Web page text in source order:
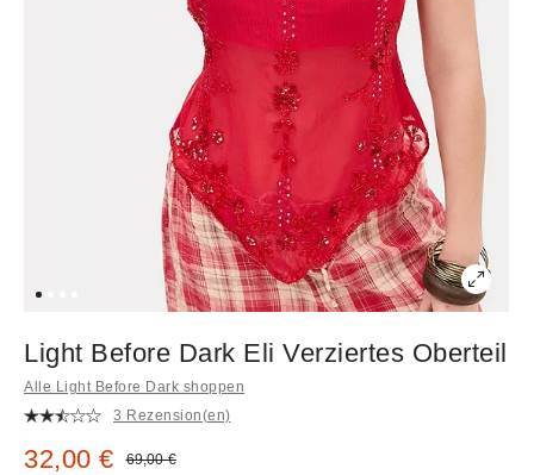
Light Before Dark Eli Verziertes Oberteil
Alle Light Before Dark shoppen
3 Rezension(en)
Sale Preis:
32,00 € Original Preis:
69,00 €